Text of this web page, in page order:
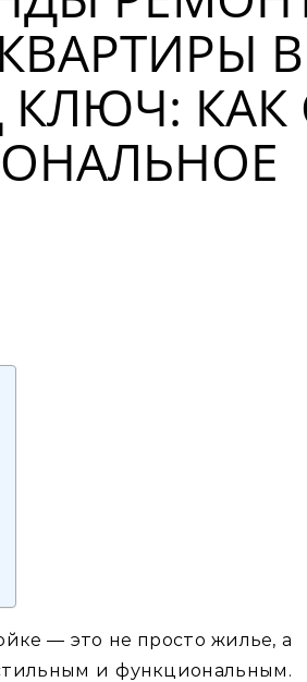
В
КАК
― это не просто жилье, а
и функциональным.